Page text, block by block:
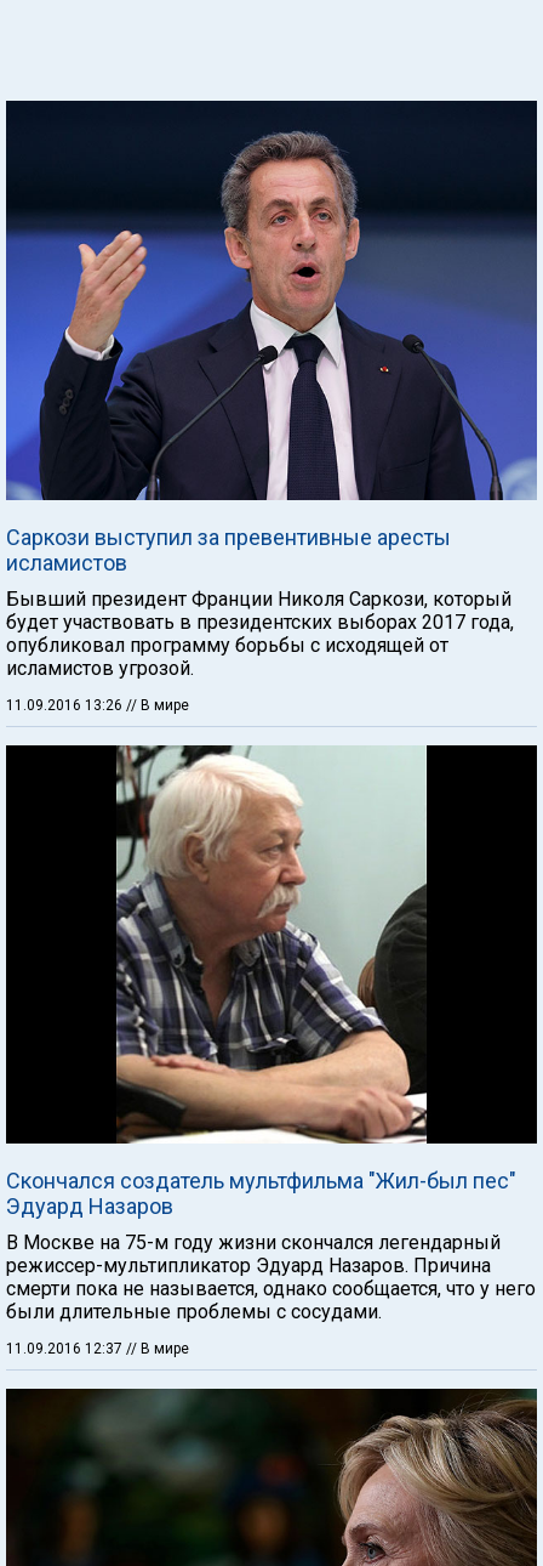
Саркози выступил за превентивные аресты
исламистов
Бывший президент Франции Николя Саркози, который
будет участвовать в президентских выборах 2017 года,
опубликовал программу борьбы с исходящей от
исламистов угрозой.
11.09.2016 13:26 // В мире
Скончался создатель мультфильма "Жил-был пес"
Эдуард Назаров
В Москве на 75-м году жизни скончался легендарный
режиссер-мультипликатор Эдуард Назаров. Причина
смерти пока не называется, однако сообщается, что у него
были длительные проблемы с сосудами.
11.09.2016 12:37 // В мире